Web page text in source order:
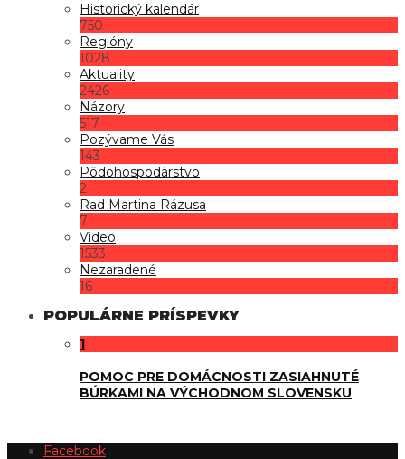
Historický kalendár
750
Regióny
1028
Aktuality
2426
Názory
517
Pozývame Vás
143
Pôdohospodárstvo
2
Rad Martina Rázusa
7
Video
1533
Nezaradené
16
POPULÁRNE PRÍSPEVKY
1
POMOC PRE DOMÁCNOSTI ZASIAHNUTÉ
BÚRKAMI NA VÝCHODNOM SLOVENSKU
Facebook